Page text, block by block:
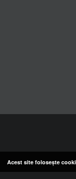
Acest site foloseşte